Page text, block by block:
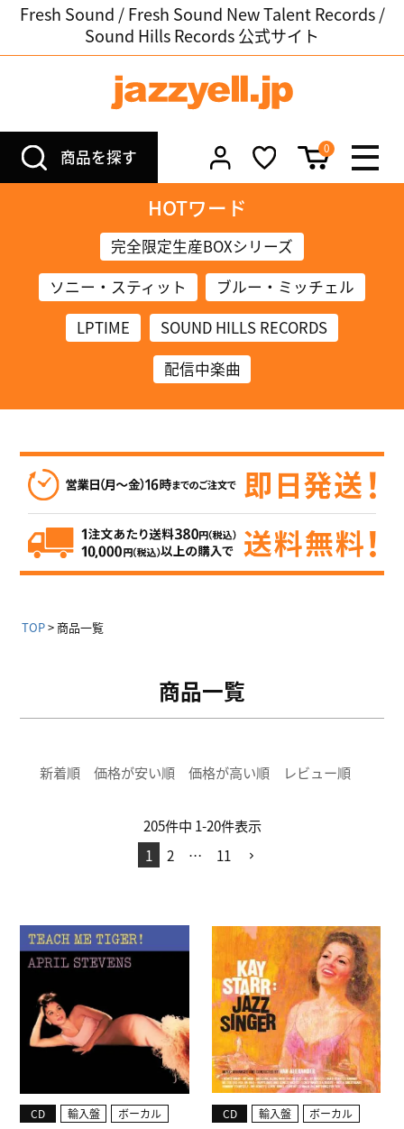
Fresh Sound / Fresh Sound New Talent Records /
Sound Hills Records 公式サイト
商品を探す 0
HOTワード
完全限定生産BOXシリーズ
ソニー・スティット
ブルー・ミッチェル
LPTIME
SOUND HILLS RECORDS
配信中楽曲
TOP 商品一覧
商品一覧
新着順 価格が安い順 価格が高い順 レビュー順
205件中 1-20件表示
1
2 … 11
CD 輸入盤 ボーカル CD 輸入盤 ボーカル